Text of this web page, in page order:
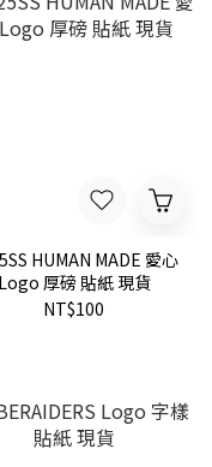
HUMAN MADE 愛心
Logo 厚磅 貼紙 現貨
NT$100